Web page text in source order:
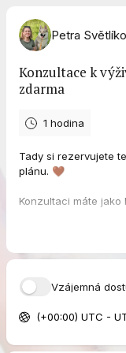
Petra
Konzultace k
zdarma
1 hodina
Tady si rezervujete
plánu. 🤎
Konzultaci máte
prosím před naším
K dotazníku se
Vzájemná
(+00:00) UTC -